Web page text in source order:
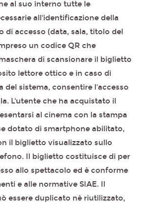
al suo interno tutte le
all'identificazione della
di accesso (data, sala, titolo del
un codice QR che
di scansionare il biglietto
lettore ottico e in caso di
del sistema, consentire l'accesso
L'utente che ha acquistato il
al cinema con la stampa
dotato di smartphone abilitato,
il biglietto visualizzato sullo
Il biglietto costituisce di per
allo spettacolo ed è conforme
e alle normative SIAE. Il
essere duplicato nè riutilizzato,